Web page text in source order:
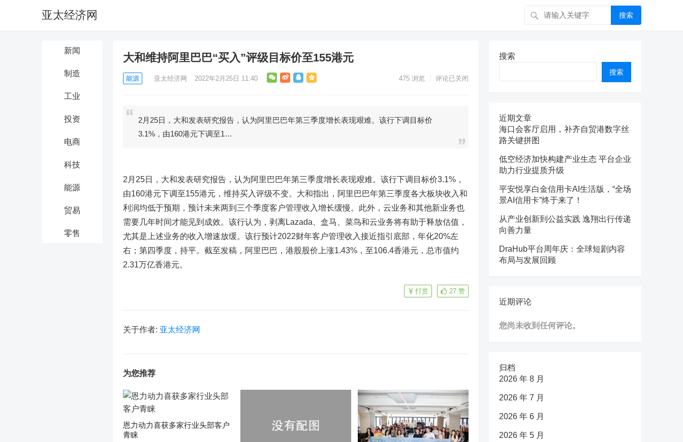
亚太经济网 搜索
新闻
制造
工业
投资
电商
科技
能源
贸易
零售
大和维持阿里巴巴“买入”评级目标价至155港元
能源 亚太经济网 2022年2月25日 11:40 475 浏览 评论已关闭
2月25日，大和发表研究报告，认为阿里巴巴年第三季度增长表现艰难。该行下调目标价
3.1%，由160港元下调至1…
2月25日，大和发表研究报告，认为阿里巴巴年第三季度增长表现艰难。该行下调目标价3.1%，
由160港元下调至155港元，维持买入评级不变。大和指出，阿里巴巴年第三季度各大板块收入和
利润均低于预期，预计未来两到三个季度客户管理收入增长缓慢。此外，云业务和其他新业务也
需要几年时间才能见到成效。该行认为，剥离Lazada、盒马、菜鸟和云业务将有助于释放估值，
尤其是上述业务的收入增速放缓。该行预计2022财年客户管理收入接近指引底部，年化20%左
右；第四季度，持平。截至发稿，阿里巴巴，港股股价上涨1.43%，至106.4香港元，总市值约
2.31万亿香港元。
27 赞
打赏
关于作者: 亚太经济网
为您推荐
恩力动力喜获多家行业头部客户
青睐
搜索
搜索
近期文章
海口会客厅启用，补齐自贸港数字丝
路关键拼图
低空经济加快构建产业生态 平台企业
助力行业提质升级
平安悦享白金信用卡AI生活版，“全场
景AI信用卡”终于来了！
从产业创新到公益实践 逸翔出行传递
向善力量
DraHub平台周年庆：全球短剧内容
布局与发展回顾
近期评论
您尚未收到任何评论。
归档
2026 年 8 月
2026 年 7 月
2026 年 6 月
2026 年 5 月